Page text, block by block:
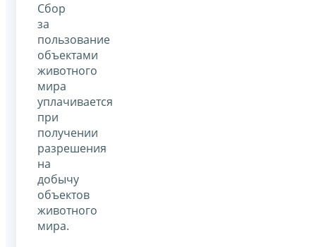
Сбор
за
пользование
объектами
животного
мира
уплачивается
при
получении
разрешения
на
добычу
объектов
животного
мира.